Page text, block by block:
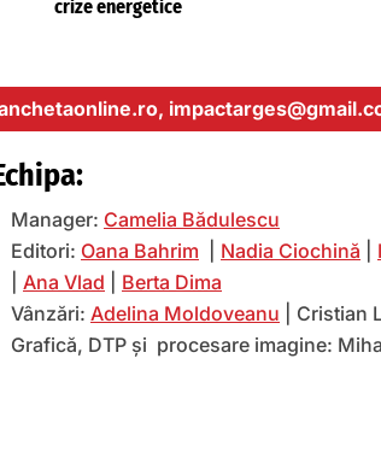
crize energetice
Manager: Camelia Bădulescu
Editori: Oana Bahrim Nadia Ciochină
Ana Vlad
Berta Dima
Vânzări: Adelina Moldoveanu | Cristian
Grafică, DTP și procesare imagine: